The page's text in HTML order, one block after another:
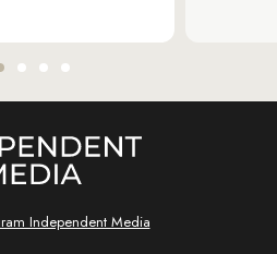
Independent Media